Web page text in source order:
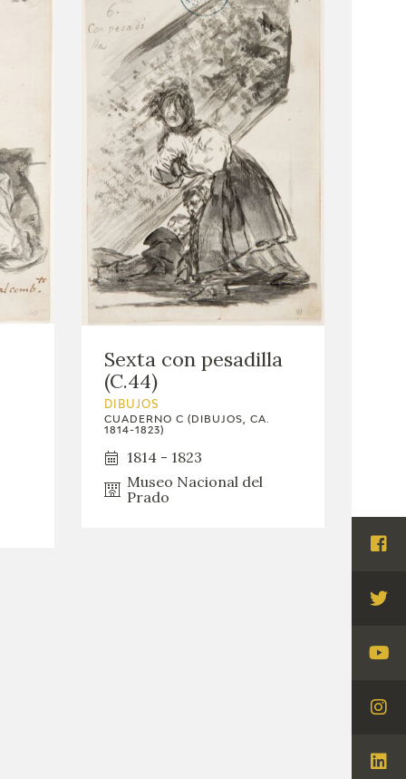
Sexta con pesadilla
(C.44)
DIBUJOS
CUADERNO C (DIBUJOS, CA.
1814-1823)
1814 - 1823
Museo Nacional del
Prado